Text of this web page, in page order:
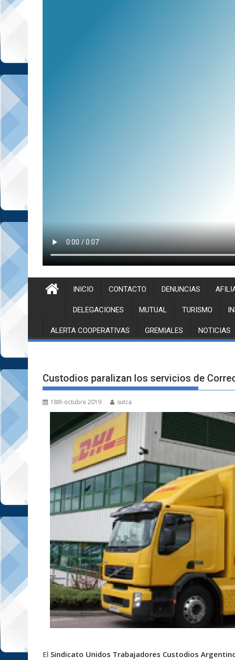
INICIO CONTACTO DENUNCIAS
DELEGACIONES MUTUAL TURISMO
ALERTA COOPERATIVAS GREMIALES NOTICIAS
Custodios paralizan los servicios de
18th octubre 2019 sutca
El Sindicato Unidos Trabajadores Custodios